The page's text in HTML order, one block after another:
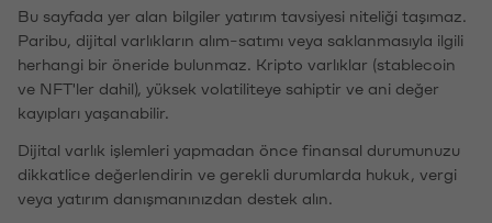
Bu sayfada yer alan bilgiler yatırım tavsiyesi niteliği taşımaz.
Paribu, dijital varlıkların alım-satımı veya saklanmasıyla ilgili
herhangi bir öneride bulunmaz. Kripto varlıklar (stablecoin
ve NFT'ler dahil), yüksek volatiliteye sahiptir ve ani değer
kayıpları yaşanabilir.
Dijital varlık işlemleri yapmadan önce finansal durumunuzu
dikkatlice değerlendirin ve gerekli durumlarda hukuk, vergi
veya yatırım danışmanınızdan destek alın.